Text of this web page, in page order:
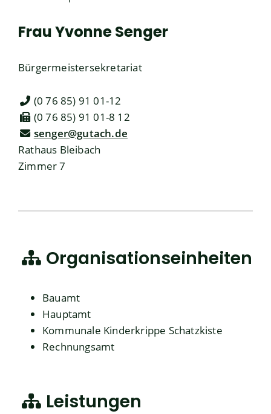
FrauYvonneSenger
Bürgermeistersekretariat
(0 76 85) 91 01-12
(0 76 85) 91 01-8 12
senger@gutach.de
Rathaus Bleibach
Zimmer 7
Organisationseinheiten
Bauamt
Hauptamt
Kommunale Kinderkrippe Schatzkiste
Rechnungsamt
Leistungen